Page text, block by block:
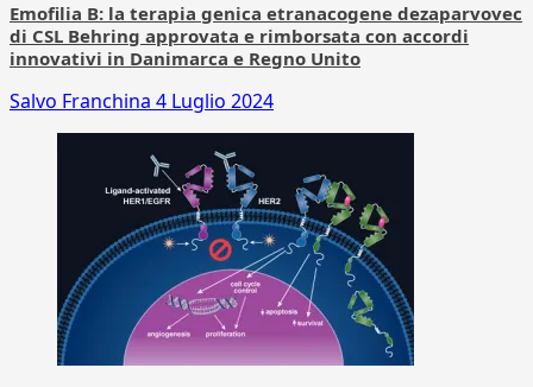
Emofilia B: la terapia genica etranacogene dezaparvovec
di CSL Behring approvata e rimborsata con accordi
innovativi in Danimarca e Regno Unito
Salvo Franchina 4 Luglio 2024